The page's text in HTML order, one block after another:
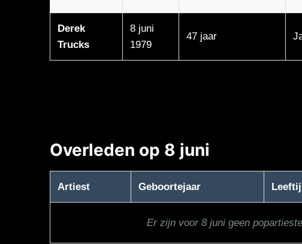
Derek
Trucks
8 juni
1979
47 jaar
Overleden op 8 juni
Artiest Geboortejaar
Er zijn voor 8 juni geen